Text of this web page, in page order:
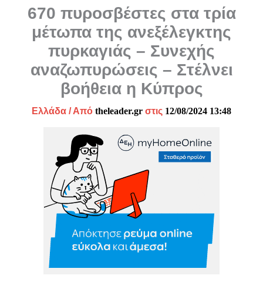
670 πυροσβέστες στα τρία
μέτωπα της ανεξέλεγκτης
πυρκαγιάς – Συνεχής
αναζωπυρώσεις – Στέλνει
βοήθεια η Κύπρος
Ελλάδα / Από theleader.gr στις 12/08/2024 13:48